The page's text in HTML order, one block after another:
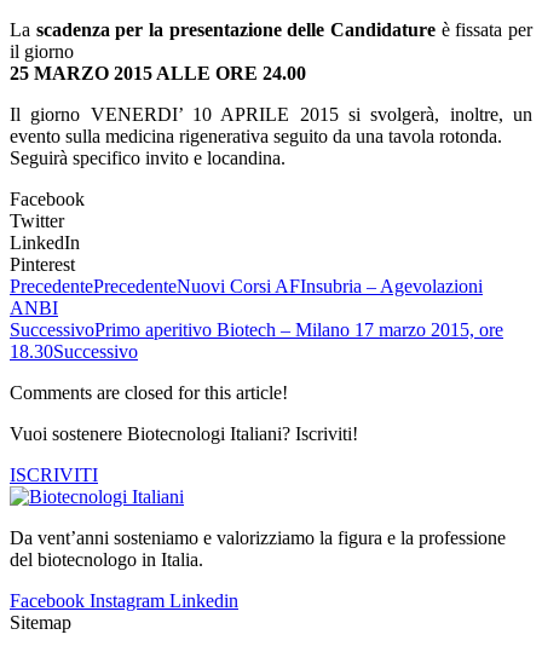
La scadenza per la presentazione delle Candidature è fissata per
il giorno
25 MARZO 2015 ALLE ORE 24.00
Il giorno VENERDI’ 10 APRILE 2015 si svolgerà, inoltre, un
evento sulla medicina rigenerativa seguito da una tavola rotonda.
Seguirà specifico invito e locandina.
Facebook
Twitter
LinkedIn
Pinterest
PrecedentePrecedenteNuovi Corsi AFInsubria – Agevolazioni
ANBI
SuccessivoPrimo aperitivo Biotech – Milano 17 marzo 2015, ore
18.30Successivo
Comments are closed for this article!
Vuoi sostenere Biotecnologi Italiani? Iscriviti!
ISCRIVITI
Da vent’anni sosteniamo e valorizziamo la figura e la professione
del biotecnologo in Italia.
Facebook Instagram Linkedin
Sitemap